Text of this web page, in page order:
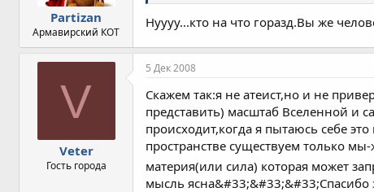
Partizan
Армавирский КОТ
Нуууу...кто на что горазд.Вы же
V
Veter
Гость города
5 Дек 2008
Скажем так:я не атеист,но и не
представить) масштаб Вселенной и
происходит,когда я пытаюсь себе
пространстве существуем только
материя(или сила) которая может
мысль